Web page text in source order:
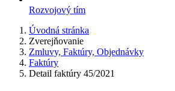
Rozvojový tím
Úvodná stránka
Zverejňovanie
Zmluvy, Faktúry, Objednávky
Faktúry
Detail faktúry 45/2021